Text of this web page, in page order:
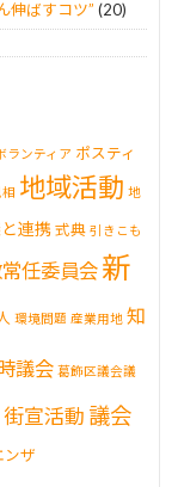
伸ばすコツ” (20)
ランティア ポスティ
相 地域活動 地
連携 式典 引きこも
任委員会 新
環境問題 産業用地 知
議会 葛飾区議会議
街宣活動 議会
ンザ